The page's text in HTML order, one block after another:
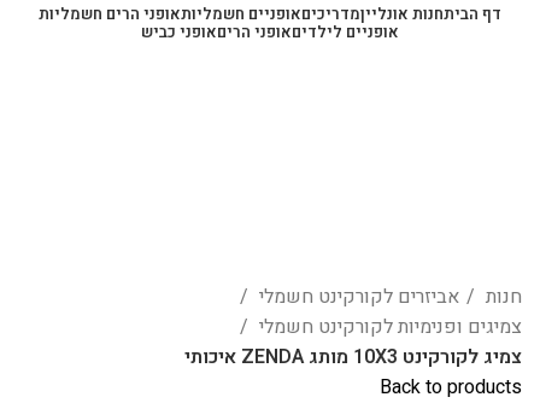
דף הביתחנות אונלייןמדריכיםאופניים חשמליותאופני הרים חשמליות
אופניים לילדיםאופני הריםאופני כביש
חנות
אביזרים לקורקינט חשמלי
צמיגים ופנימיות לקורקינט חשמלי
צמיג לקורקינט 10X3 מותג ZENDA איכותי
Back to products